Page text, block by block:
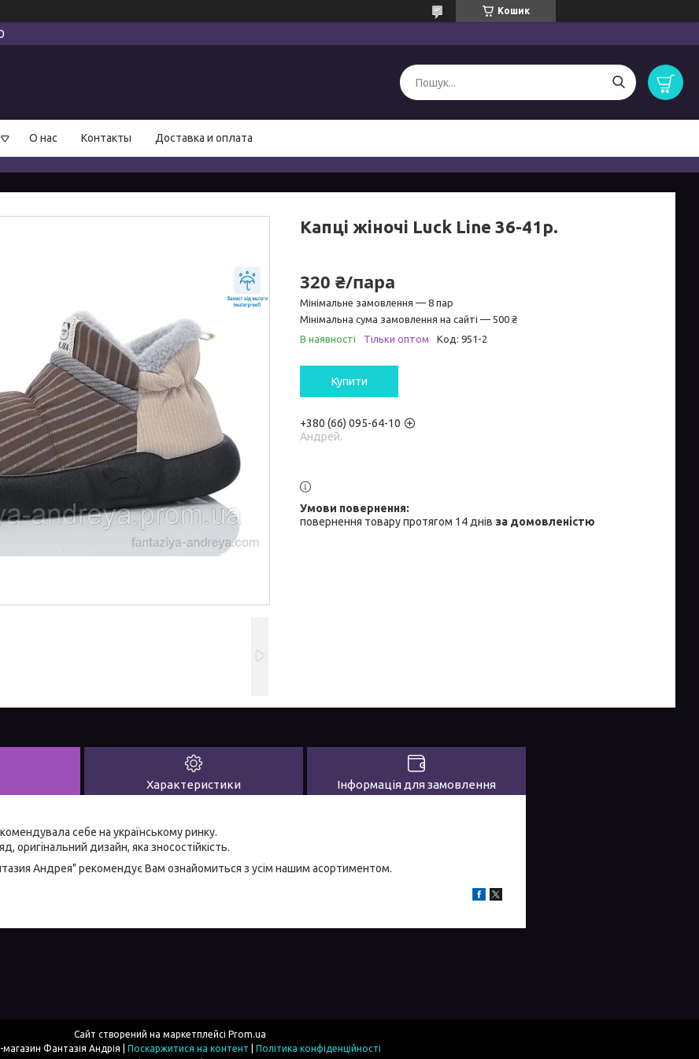
Кошик
О нас Контакты Доставка и оплата
Капці жіночі Luck Line 36-41р.
320 ₴/пара
Мінімальне замовлення — 8 пар
Мінімальна сума замовлення на сайті — 500 ₴
В наявності
Тільки оптом Код: 951-2
Купити
+380 (66) 095-64-10
Андрей.
повернення товару протягом 14 днів за домовленістю
Характеристики Інформація для замовлення
себе на українському ринку.
оригінальний дизайн, яка зносостійкість.
Андрея" рекомендує Вам ознайомиться з усім нашим асортиментом.
Сайт створений на маркетплейсі Prom.ua
Поскаржитися на контент
Політика конфіденційності